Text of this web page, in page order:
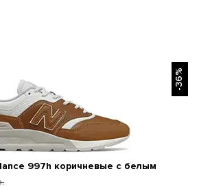
-36%
997h коричневые с белым